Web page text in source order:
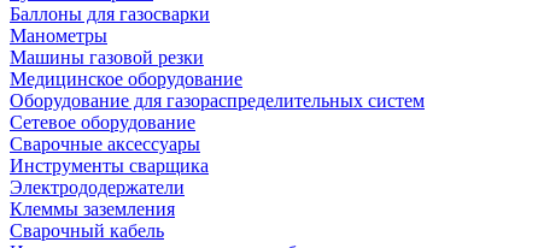
Баллоны для газосварки
Манометры
Машины газовой резки
Медицинское оборудование
Оборудование для газораспределительных систем
Сетевое оборудование
Сварочные аксессуары
Инструменты сварщика
Электрододержатели
Клеммы заземления
Сварочный кабель